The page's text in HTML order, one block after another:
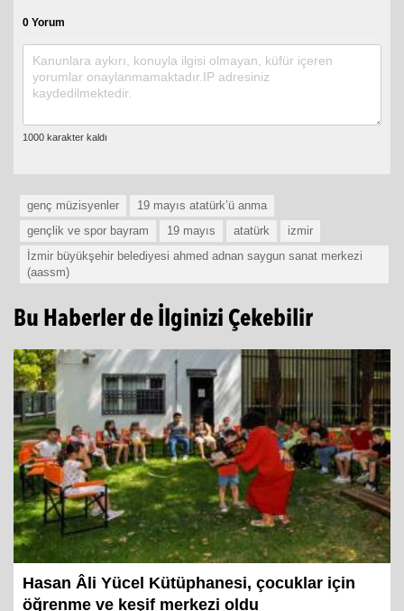
0 Yorum
genç müzisyenler
19 mayıs atatürk’ü anma
gençlik ve spor bayram
19 mayıs atatürk
izmir
İzmir büyükşehir belediyesi ahmed adnan saygun sanat merkezi
(aassm)
Bu Haberler de İlginizi Çekebilir
Hasan Âli Yücel Kütüphanesi, çocuklar için
öğrenme ve keşif merkezi oldu